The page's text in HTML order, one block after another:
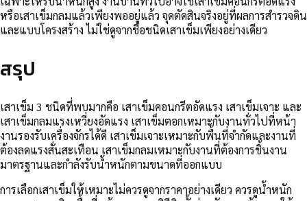
หรือเสาเข็มกลมแล้วเพียงพออยู่แล้ว จุดตัดสินจริงอยู่ที่ผลการสำรวจดิน
และแบบโครงสร้าง ไม่ใช่ดูจากชื่อชนิดเสาเข็มเพียงอย่างเดียว
สรุป
เสาเข็ม 3 ชนิดที่พบมากคือ เสาเข็มคอนกรีตอัดแรง เสาเข็มเจาะ และ
เสาเข็มกลมแรงเหวี่ยงอัดแรง เสาเข็มตอกเหมาะกับงานทั่วไปที่หน้า
งานรองรับเครื่องจักรได้ดี เสาเข็มเจาะเหมาะกับพื้นที่จำกัดและงานที่
ต้องลดแรงสั่นสะเทือน เสาเข็มกลมเหมาะกับงานที่ต้องการชิ้นงาน
มาตรฐานและกำลังรับน้ำหนักตามขนาดที่ออกแบบ
การเลือกเสาเข็มให้เหมาะไม่ควรดูจากราคาอย่างเดียว ควรดูน้ำหนัก